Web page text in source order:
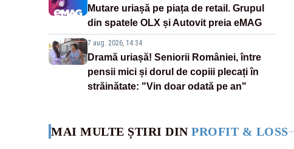
Mutare uriașă pe piața de retail. Grupul
din spatele OLX și Autovit preia eMAG
7 aug. 2026, 14:34
Dramă uriașă! Seniorii României, între
pensii mici și dorul de copiii plecați în
străinătate: "Vin doar odată pe an"
MAI MULTE ȘTIRI DIN PROFIT & LOSS